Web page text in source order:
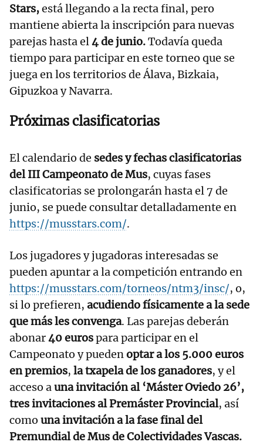
Stars,está llegando a la recta final, pero
mantiene abierta la inscripción para nuevas
parejas hasta el4 de junio.Todavía queda
tiempo para participar en este torneo que se
juega en los territorios de Álava, Bizkaia,
Gipuzkoa y Navarra.
Próximas clasificatorias
El calendario de sedes y fechas clasificatorias
del III Campeonato de Mus, cuyas fases
clasificatorias se prolongarán hasta el 7 de
junio, se puede consultar detalladamente en
https://musstars.com/.
Los jugadores y jugadoras interesadas se
pueden apuntar a la competición entrando en
https://musstars.com/torneos/ntm3/insc/, o,
si lo prefieren, acudiendo físicamente a la sede
que más les convenga. Las parejas deberán
abonar40 eurospara participar en el
Campeonato y puedenoptar a los 5.000 euros
en premios, la txapela de los ganadores, y el
acceso auna invitación al ‘Máster Oviedo 26’,
tres invitaciones al Premáster Provincial, así
como una invitación a la fase final del
Premundial de Mus de Colectividades Vascas.